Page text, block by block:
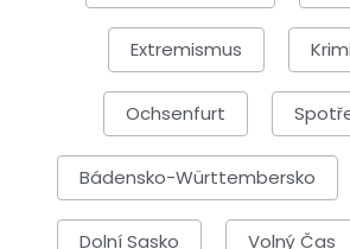
Extremismus
Ochsenfurt
Bádensko-Württembersko
Dolní Sasko Volný Čas